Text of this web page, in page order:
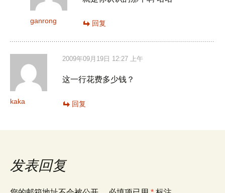
ganrong 回复
kaka
2009年09月19日 12:27 上午
这一行花费多少钱？
回复
发表回复